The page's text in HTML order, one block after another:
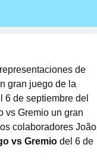
de
gran juego de la
6 de septiembre del
vs Gremio un gran
colaboradores João
vs Gremio del 6 de